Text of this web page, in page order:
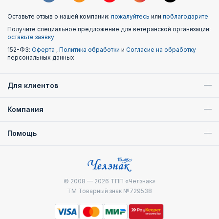
Награждение работников ФССП
знаков, юбилейных и ведомственных наград ФССП
полагается как действующим, так и бывшим сотрудникам
Оставьте отзыв о нашей компании: пожалуйтесь или поблагодарите
Получите специальное предложение для ветеранской организации:
оставьте заявку
152-ФЗ: Оферта , Политика обработки и Согласие на обработку
персональных данных
Для клиентов
Компания
Помощь
© 2008 — 2026 ТПП «Челзнак»
ТМ Товарный знак №729538